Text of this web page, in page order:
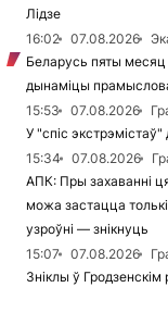
Лідзе
16:02
07.08.2026
Беларусь пяты
дынаміцы
15:53
07.08.2026
У "спіс
15:34
07.08.2026
АПК: Пры захаванні
можа застацца
узроўні — знікнуць
15:07
07.08.2026
Зніклы ў